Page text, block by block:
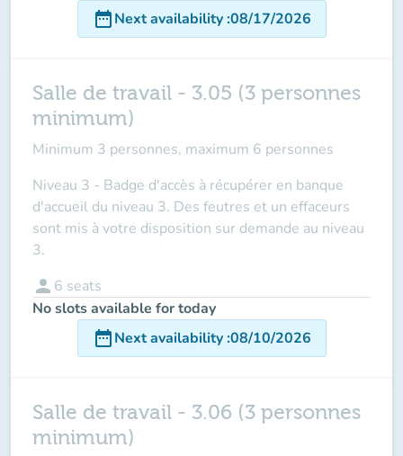
date_rangeNext availability:08/17/2026
Salle de travail - 3.05 (3 personnes
minimum)
Minimum 3 personnes, maximum 6 personnes
Niveau 3 - Badge d'accès à récupérer en banque
d'accueil du niveau 3. Des feutres et un effaceurs
sont mis à votre disposition sur demande au niveau
3.
person 6 seats
No slots available for today
date_rangeNext availability:08/10/2026
Salle de travail - 3.06 (3 personnes
minimum)